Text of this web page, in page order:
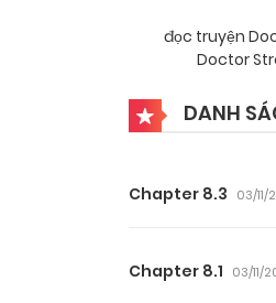
đọc truyện
Doctor
DANH
Chapter 8.3 03/11/
Chapter 8.1 03/11/